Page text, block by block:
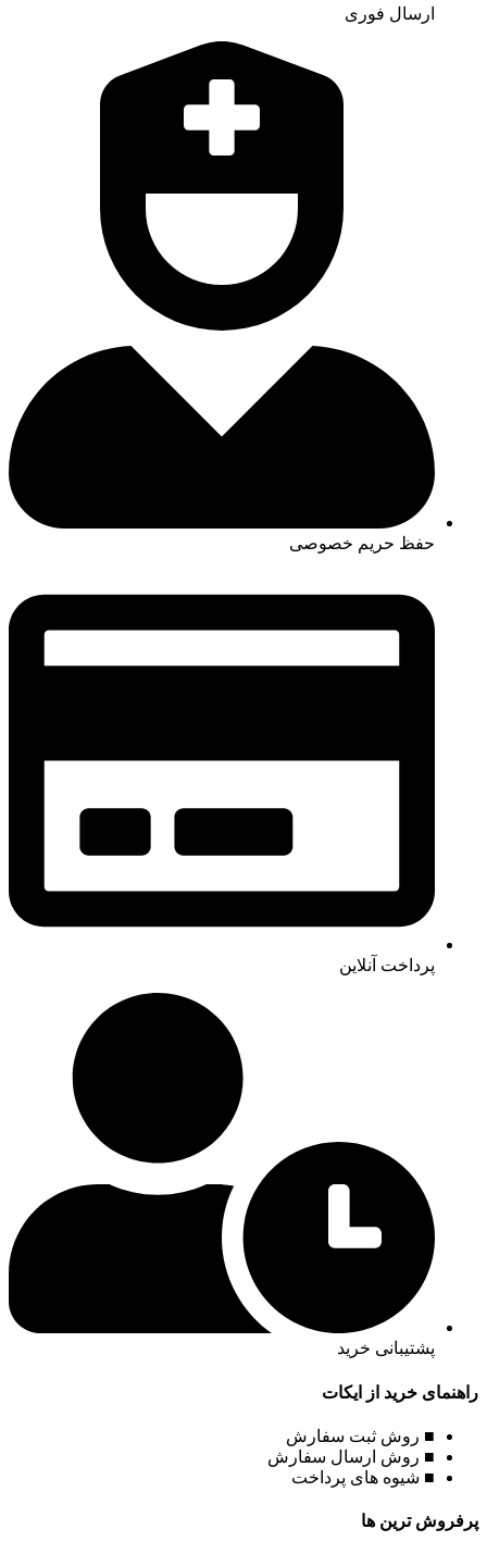
ارسال فوری
حفظ حریم خصوصی
پرداخت آنلاین
پشتیبانی خرید
راهنمای خرید از ایکات
■ روش ثبت سفارش
■ روش ارسال سفارش
■ شیوه های پرداخت
پرفروش ترین ها